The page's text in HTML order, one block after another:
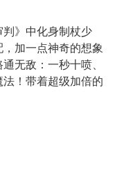
》中化身制杖少
加一点神奇的想象
无敌：一秒十喷、
！带着超级加倍的